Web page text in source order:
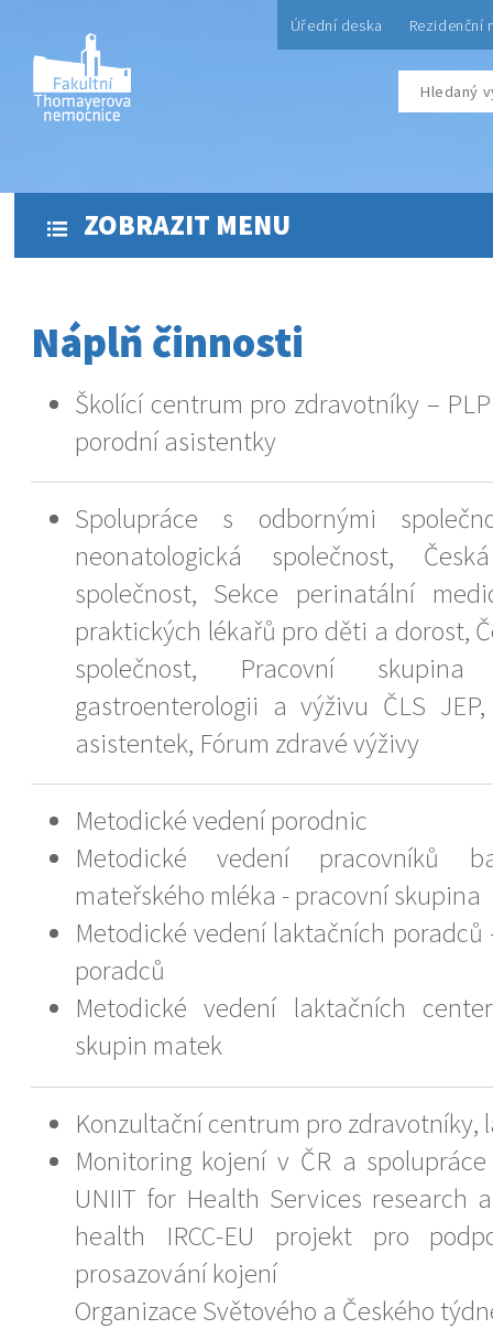
Úřední deska Rezidenční
ZOBRAZIT MENU
Náplň činnosti
Školící centrum pro zdravotníky –
porodní asistentky
Spolupráce s odbornými
neonatologická společnost,
společnost, Sekce perinatální
praktických lékařů pro děti a dorost,
společnost, Pracovní
gastroenterologii a výživu ČLS
asistentek, Fórum zdravé výživy
Metodické vedení porodnic
Metodické vedení pracovníků
mateřského mléka - pracovní skupina
Metodické vedení laktačních
poradců
Metodické vedení laktačních
skupin matek
Konzultační centrum pro zdravotníky,
Monitoring kojení v ČR a spolupráce
UNIIT for Health Services research
health IRCC-EU projekt pro
prosazování kojení
Organizace Světového a Českého